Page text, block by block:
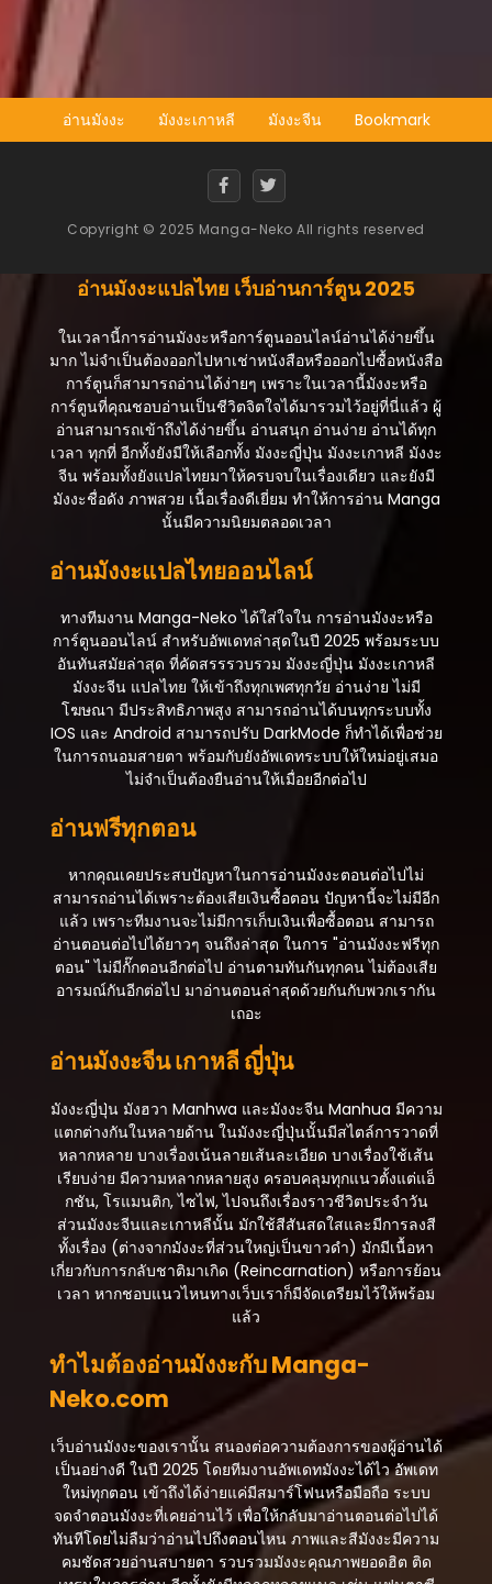
ตอนที่ 30
สิงหาคม 21, 2025
ตอนที่ 29
สิงหาคม 21, 2025
ตอนที่ 28
สิงหาคม 21, 2025
ตอนที่ 26
ตอนที่ 25
สิงหาคม 21, 2025
ตอนที่ 24
สิงหาคม 21, 2025
ตอนที่ 23
สิงหาคม 21, 2025
สิงหาคม 21, 2025
ตอนที่ 21
สิงหาคม 21, 2025
ตอนที่ 20
สิงหาคม 21, 2025
ตอนที่ 19
สิงหาคม 21, 2025
ตอนที่ 18
สิงหาคม 21, 2025
ตอนที่ 17
สิงหาคม 21, 2025
ตอนที่ 16
สิงหาคม 21, 2025
สิงหาคม 21, 2025
ตอนที่ 13
สิงหาคม 21, 2025
ตอนที่ 12
สิงหาคม 21, 2025
ตอนที่ 11
ตอนที่ 10
สิงหาคม 21, 2025
สิงหาคม 21, 2025
ตอนที่ 8
สิงหาคม 21, 2025
ตอนที่ 7
สิงหาคม 21, 2025
อ่านมังงะ มังงะเกาหลี มังงะจีน Bookmark
Copyright © 2025 Manga-Neko All rights reserved
อ่านมังงะแปลไทย เว็บอ่านการ์ตูน 2025
ในเวลานี้การอ่านมังงะหรือการ์ตูนออนไลน์อ่านได้ง่ายขึ้น
มาก ไม่จำเป็นต้องออกไปหาเช่าหนังสือหรือออกไปซื้อหนังสือ
การ์ตูนก็สามารถอ่านได้ง่ายๆ เพราะในเวลานี้มังงะหรือ
การ์ตูนที่คุณชอบอ่านเป็นชีวิตจิตใจได้มารวมไว้อยู่ที่นี่แล้ว ผู้
อ่านสามารถเข้าถึงได้ง่ายขึ้น อ่านสนุก อ่านง่าย อ่านได้ทุก
เวลา ทุกที่ อีกทั้งยังมีให้เลือกทั้ง มังงะญี่ปุ่น มังงะเกาหลี มังงะ
จีน พร้อมทั้งยังแปลไทยมาให้ครบจบในเรื่องเดียว และยังมี
มังงะชื่อดัง ภาพสวย เนื้อเรื่องดีเยี่ยม ทำให้การอ่าน Manga
นั้นมีความนิยมตลอดเวลา
อ่านมังงะแปลไทยออนไลน์
ทางทีมงาน Manga-Neko ได้ใส่ใจใน การอ่านมังงะหรือ
การ์ตูนออนไลน์ สำหรับอัพเดทล่าสุดในปี 2025 พร้อมระบบ
อันทันสมัยล่าสุด ที่คัดสรรรวบรวม มังงะญี่ปุ่น มังงะเกาหลี
มังงะจีน แปลไทย ให้เข้าถึงทุกเพศทุกวัย อ่านง่าย ไม่มี
โฆษณา มีประสิทธิภาพสูง สามารถอ่านได้บนทุกระบบทั้ง
IOS และ Android สามารถปรับ DarkMode ก็ทำได้เพื่อช่วย
ในการถนอมสายตา พร้อมกับยังอัพเดทระบบให้ใหม่อยู่เสมอ
ไม่จำเป็นต้องยืนอ่านให้เมื่อยอีกต่อไป
อ่านฟรีทุกตอน
หากคุณเคยประสบปัญหาในการอ่านมังงะตอนต่อไปไม่
สามารถอ่านได้เพราะต้องเสียเงินซื้อตอน ปัญหานี้จะไม่มีอีก
แล้ว เพราะทีมงานจะไม่มีการเก็บเงินเพื่อซื้อตอน สามารถ
อ่านตอนต่อไปได้ยาวๆ จนถึงล่าสุด ในการ "อ่านมังงะฟรีทุก
ตอน" ไม่มีกั๊กตอนอีกต่อไป อ่านตามทันกันทุกคน ไม่ต้องเสีย
อารมณ์กันอีกต่อไป มาอ่านตอนล่าสุดด้วยกันกับพวกเรากัน
เถอะ
อ่านมังงะจีน เกาหลี ญี่ปุ่น
มังงะญี่ปุ่น มังฮวา Manhwa และมังงะจีน Manhua มีความ
แตกต่างกันในหลายด้าน ในมังงะญี่ปุ่นนั้นมีสไตล์การวาดที่
หลากหลาย บางเรื่องเน้นลายเส้นละเอียด บางเรื่องใช้เส้น
เรียบง่าย มีความหลากหลายสูง ครอบคลุมทุกแนวตั้งแต่แอ็
กชัน, โรแมนติก, ไซไฟ, ไปจนถึงเรื่องราวชีวิตประจำวัน
ส่วนมังงะจีนและเกาหลีนั้น มักใช้สีสันสดใสและมีการลงสี
ทั้งเรื่อง (ต่างจากมังงะที่ส่วนใหญ่เป็นขาวดำ) มักมีเนื้อหา
เกี่ยวกับการกลับชาติมาเกิด (Reincarnation) หรือการย้อน
เวลา หากชอบแนวไหนทางเว็บเราก็มีจัดเตรียมไว้ให้พร้อม
แล้ว
ทำไมต้องอ่านมังงะกับ Manga-
Neko.com
เว็บอ่านมังงะของเรานั้น สนองต่อความต้องการของผู้อ่านได้
เป็นอย่างดี ในปี 2025 โดยทีมงานอัพเดทมังงะได้ไว อัพเดท
ใหม่ทุกตอน เข้าถึงได้ง่ายแค่มีสมาร์โฟนหรือมือถือ ระบบ
จดจำตอนมังงะที่เคยอ่านไว้ เพื่อให้กลับมาอ่านตอนต่อไปได้
ทันทีโดยไม่ลืมว่าอ่านไปถึงตอนไหน ภาพและสีมังงะมีความ
คมชัดสวยอ่านสบายตา รวบรวมมังงะคุณภาพยอดฮิต ติด